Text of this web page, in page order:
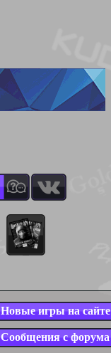
Новые игры на сайте
Сообщения с форума